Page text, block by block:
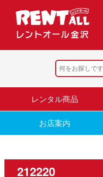
レンタル商品
お店案内
212220